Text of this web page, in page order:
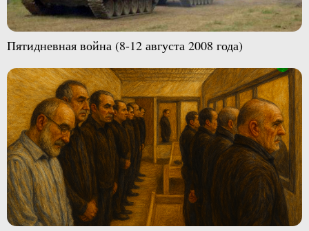
Пятидневная война (8-12 августа 2008 года)